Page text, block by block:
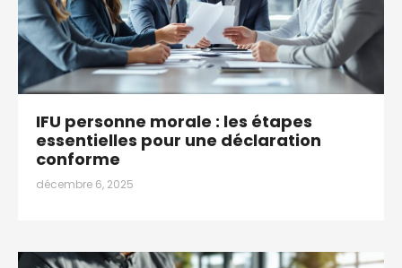
IFU personne morale : les étapes
essentielles pour une déclaration
conforme
décembre 6, 2025